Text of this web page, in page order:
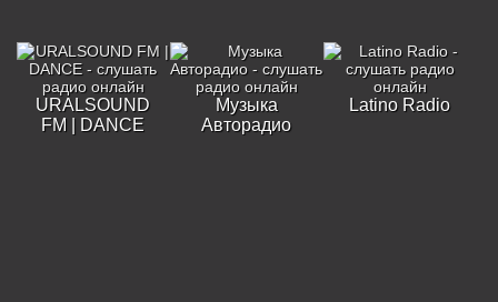
URALSOUND
FM | DANCE
Музыка
Авторадио
Latino Radio